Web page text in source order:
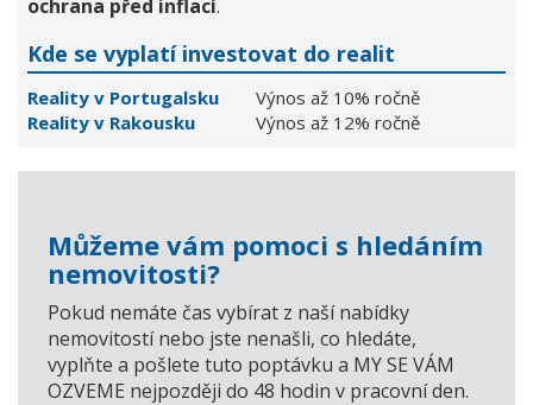
ochrana před inflací.
Kde se vyplatí investovat do realit
Reality v Portugalsku
Výnos až 10% ročně
Reality v Rakousku
Výnos až 12% ročně
Můžeme vám pomoci s hledáním
nemovitosti?
Pokud nemáte čas vybírat z naší nabídky
nemovitostí nebo jste nenašli, co hledáte,
vyplňte a pošlete tuto poptávku a MY SE VÁM
OZVEME nejpozději do 48 hodin v pracovní den.